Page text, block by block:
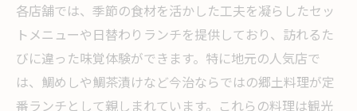
各店舗では、季節の食材を活かした工夫を凝らしたセッ
トメニューや日替わりランチを提供しており、訪れるた
びに違った味覚体験ができます。特に地元の人気店で
は、鯛めしや鯛茶漬けなど今治ならではの郷土料理が定